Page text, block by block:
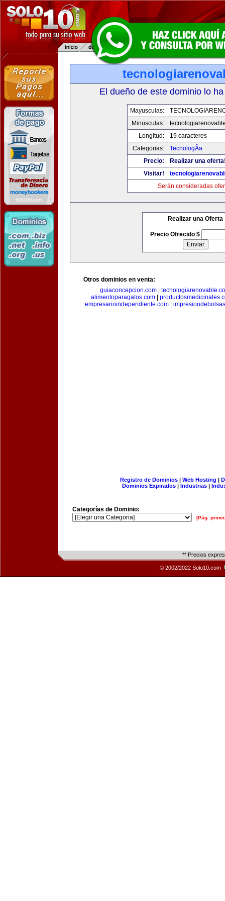
El dueño de este dominio lo
Mayusculas:
Minusculas:
Longitud:
19 caracteres
Categorias:
TecnologÃ­a
Precio:
Realizar una
Visitar!
Serán consideradas
Realizar una Oferta
Precio Ofrecido $
Otros dominios en venta:
guiaconcepcion.com|
alimentoparagatos.com
empresarioindependiente.com
Registro de Dominios| Web Hosting |
Dominios Expirados | Industrias |
Categorías de Dominio:
[Pág.
** Precios
© 2002/2022 Solo10.com